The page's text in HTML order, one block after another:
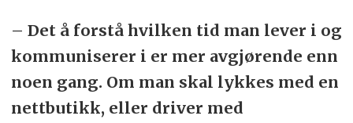
– Det å forstå hvilken tid man lever i og
kommuniserer i er mer avgjørende enn
noen gang. Om man skal lykkes med en
nettbutikk, eller driver med